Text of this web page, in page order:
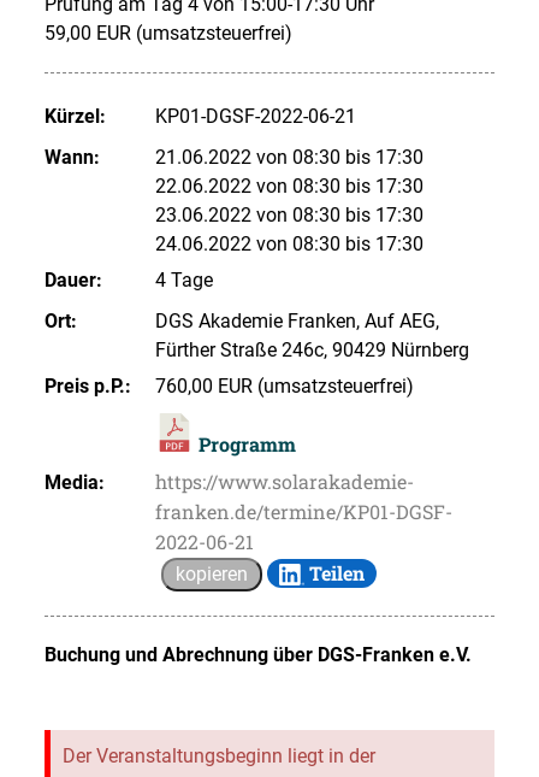
59,00 EUR (umsatzsteuerfrei)
Kürzel:
KP01-DGSF-2022-06-21
Wann:
21.06.2022 von 08:30 bis 17:30
22.06.2022 von 08:30 bis 17:30
23.06.2022 von 08:30 bis 17:30
24.06.2022 von 08:30 bis 17:30
Dauer:
4 Tage
Ort:
DGS Akademie Franken, Auf AEG,
Fürther Straße 246c, 90429 Nürnberg
Preis p.P.:
760,00 EUR (umsatzsteuerfrei)
Programm
Media:
https://www.solarakademie-
franken.de/termine/KP01-DGSF-
2022-06-21
kopieren Teilen
Buchung und Abrechnung über DGS-Franken e.V.
Der Veranstaltungsbeginn liegt in der